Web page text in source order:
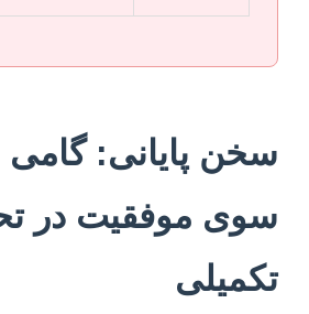
سخن پایانی: گامی
سوی موفقیت در
تکمیلی